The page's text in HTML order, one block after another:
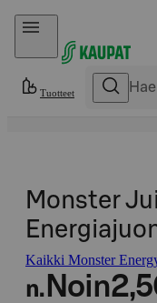
Hyppää sisältöön
Tuotteet
Monster
Kaikki Monster
n. Noin